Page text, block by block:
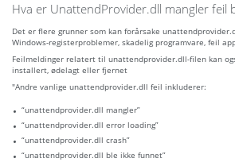
Hva er UnattendProvider.dll mangler feil
Det er flere grunner som kan forårsake
Windows-registerproblemer, skadelig programvare, feil
Feilmeldinger relatert til unattendprovider.dll-filen kan
installert, ødelagt eller fjernet
"Andre vanlige unattendprovider.dll feil inkluderer:
“unattendprovider.dll mangler”
“unattendprovider.dll error loading”
“unattendprovider.dll crash”
“unattendprovider.dll ble ikke funnet”